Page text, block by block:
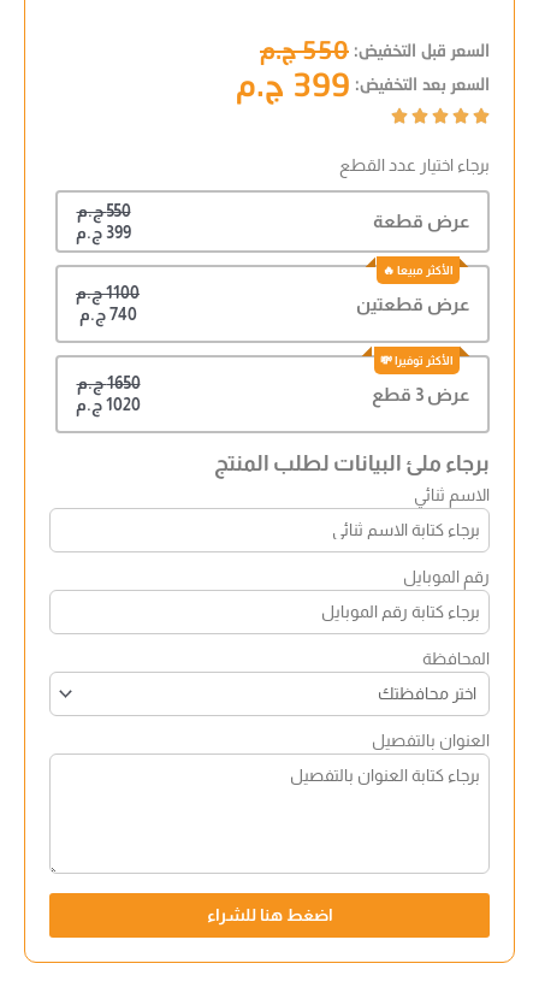
السعر قبل التخفيض: 550 ج.م
السعر بعد التخفيض: 399 ج.م





برجاء اختيار عدد القطع
عرض قطعة
550 ج.م
399 ج.م
عرض قطعتين
1100 ج.م
740 ج.م
عرض 3 قطع
1650 ج.م
1020 ج.م
برجاء ملئ البيانات لطلب المنتج
الاسم ثنائي
رقم الموبايل
المحافظة
العنوان بالتفصيل
اضغط هنا للشراء